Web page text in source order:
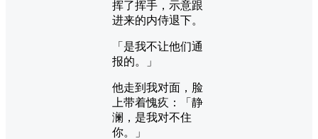
挥了挥手，示意跟
进来的内侍退下。
「是我不让他们通
报的。」
他走到我对面，脸
上带着愧疚：「静
澜，是我对不住
你。」